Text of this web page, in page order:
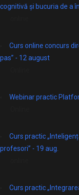
cognitivă și bucuria de a
Curs online concurs
pas” - 12 august
Webinar practic
Curs practic
profesori” - 19 aug.
Curs practic